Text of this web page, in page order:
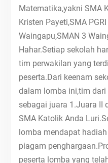
Matematika,yakni SMA
Kristen Payeti,SMA
Waingapu,SMAN 3
Hahar.Setiap sekolah
tim perwakilan yang
peserta.Dari keenam
dalam lomba ini,tim dari
sebagai juara 1.Juara II
SMA Katolik Anda
lomba mendapat
piagam
peserta lomba yang